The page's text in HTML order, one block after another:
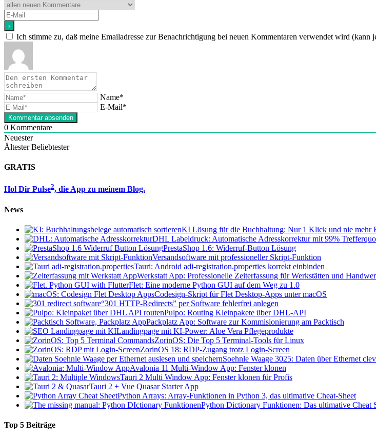
Ich stimme zu, daß meine Emailadresse zur Benachrichtigung bei neuen Kommentaren verwendet wird (kann
Name*
E-Mail*
0 Kommentare
Neuester
Ältester Beliebtester
GRATIS
Hol Dir Pulse2, die App zu meinem Blog.
News
KI Lösung für die Buchhaltung: Nur 1 Klick und nie mehr
DHL Labeldruck: Automatische Adresskorrektur mit 99%
PrestaShop 1.6: Widerruf-Button Lösung
Versandsoftware mit professioneller Skript-Funktion
Tauri: Android adi-registration.properties korrekt einbinden
Werkstatt App: Professionelle Zeiterfassung für Werkstätten und
Flet: Eine moderne Python GUI auf dem Weg zu 1.0
Codesign-Skript für Flet Desktop-Apps unter macOS
“301 HTTP-Redirects” per Software fehlerfrei anlegen
Pulpo: Routing Kleinpakete über DHL-API
Packplatz App: Software zur Kommisionierung am Packtisch
Landingpage mit KI-Power: Aloe Vera Pflegeprodukte
ZorinOS: Die Top 5 Terminal-Tools für Linux
ZorinOS 18: RDP-Zugang trotz Login-Screen
Soehnle Waage 3025: Daten über Ethernet
Avalonia 11 Multi-Window App: Fenster klonen
Tauri 2 Multi Window App: Fenster klonen für Profis
Tauri 2 + Vue Quasar Starter App
Python Arrays: Array-Funktionen in Python 3, das ultimative Cheat-Sheet
Python Dictionary Funktionen: Das ultimative Cheat
Top 5 Beiträge